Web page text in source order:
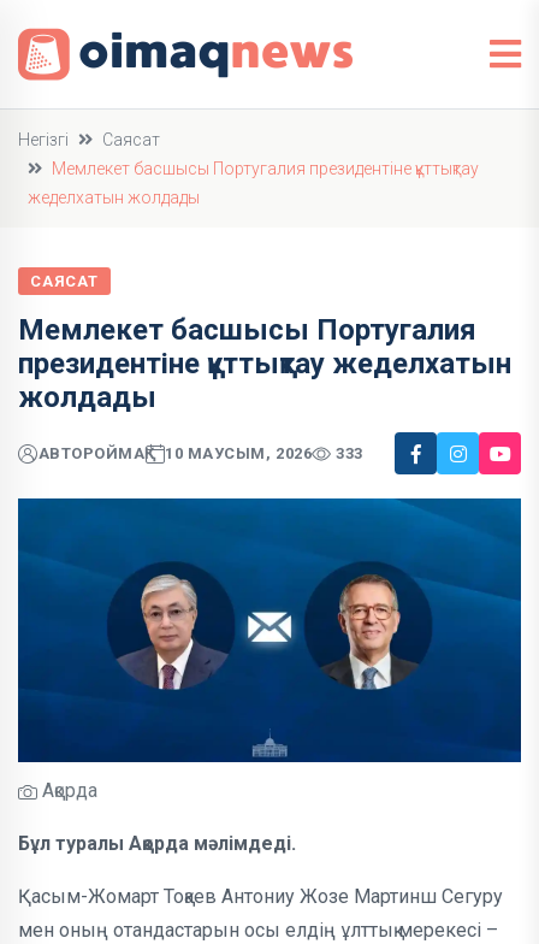
Негізгі
Саясат
Мемлекет басшысы Португалия президентіне құттықтау
жеделхатын жолдады
САЯСАТ
Мемлекет басшысы Португалия
президентіне құттықтау жеделхатын
жолдады
АВТОРОЙМАҚ 10 МАУСЫМ, 2026 333
Ақорда
Бұл туралы Ақорда мәлімдеді.
Қасым-Жомарт Тоқаев Антониу Жозе Мартинш Сегуру
мен оның отандастарын осы елдің ұлттық мерекесі –